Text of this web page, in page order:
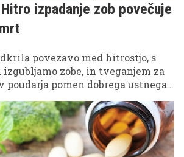
izpadanje zob povečuje
povezavo med hitrostjo, s
zobe, in tveganjem za
pomen dobrega ustnega
resnih zdravstvenih težav.